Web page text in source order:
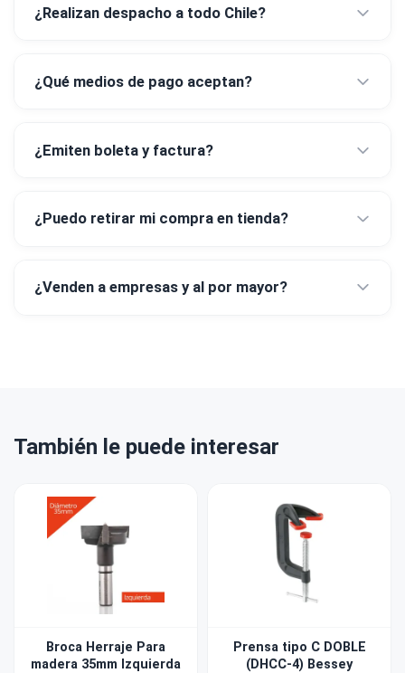
¿Realizan despacho a todo Chile?
¿Qué medios de pago aceptan?
¿Emiten boleta y factura?
¿Puedo retirar mi compra en tienda?
¿Venden a empresas y al por mayor?
También le puede interesar
Broca Herraje Para
madera 35mm Izquierda
Prensa tipo C DOBLE
(DHCC-4) Bessey